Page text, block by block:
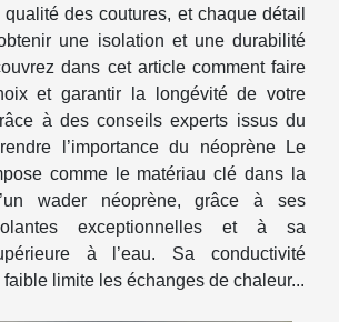
des coutures, et chaque détail
une isolation et une durabilité
dans cet article comment faire
et garantir la longévité de votre
à des conseils experts issus du
l’importance du néoprène Le
comme le matériau clé dans la
wader néoprène, grâce à ses
exceptionnelles et à sa
à l’eau. Sa conductivité
limite les échanges de chaleur...